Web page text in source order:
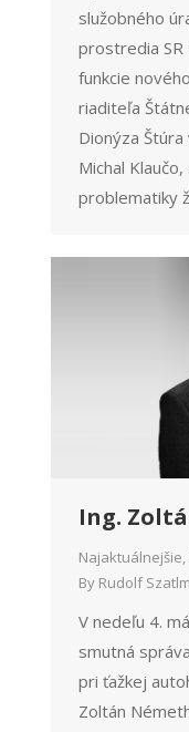
služobného
prostredia SR
funkcie
riaditeľa
Dionýza
Michal
problematiky
Ing.
Najaktuálnejšie,
By Rudolf
V nedeľu 4.
smutná
pri ťažkej
Zoltán